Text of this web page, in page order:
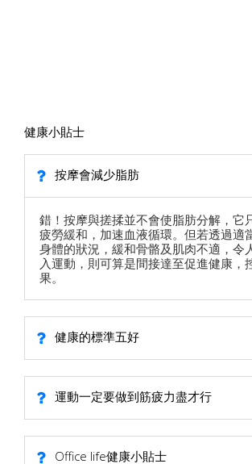
健康小貼士
按摩會減少脂肪
錯！按摩與搓揉並不會使脂肪分解，它
疲勞緩和，加速血液循環。但若透過適
身體的狀況，緩和骨骼及肌肉不適，令
入運動，則可算是間接達至促進健康，
果。
健康的標準五好
運動一定要做到筋疲力盡才行
Office life健康小貼士